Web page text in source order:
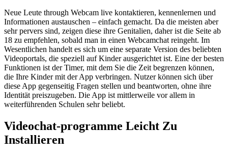
Neue Leute through Webcam live kontaktieren, kennenlernen und
Informationen austauschen – einfach gemacht. Da die meisten aber
sehr pervers sind, zeigen diese ihre Genitalien, daher ist die Seite ab
18 zu empfehlen, sobald man in einen Webcamchat reingeht. Im
Wesentlichen handelt es sich um eine separate Version des beliebten
Videoportals, die speziell auf Kinder ausgerichtet ist. Eine der besten
Funktionen ist der Timer, mit dem Sie die Zeit begrenzen können,
die Ihre Kinder mit der App verbringen. Nutzer können sich über
diese App gegenseitig Fragen stellen und beantworten, ohne ihre
Identität preiszugeben. Die App ist mittlerweile vor allem in
weiterführenden Schulen sehr beliebt.
Video­chat-programme Leicht Zu
Installieren